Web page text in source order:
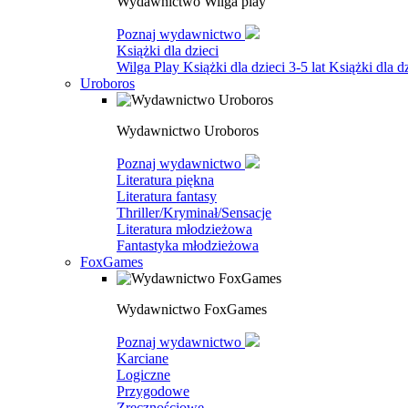
Poznaj wydawnictwo
Książki dla dzieci
Wilga Play Książki dla dzieci 3-5 lat Książki dla
Uroboros
Wydawnictwo Uroboros
Poznaj wydawnictwo
Literatura piękna
Literatura fantasy
Thriller/Kryminał/Sensacje
Literatura młodzieżowa
Fantastyka młodzieżowa
FoxGames
Wydawnictwo FoxGames
Poznaj wydawnictwo
Karciane
Logiczne
Przygodowe